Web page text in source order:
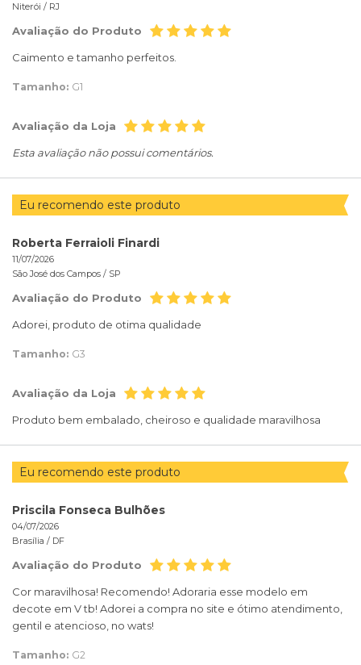
Niterói / RJ
Avaliação do Produto
Caimento e tamanho perfeitos.
Tamanho: G1
Avaliação da Loja
Esta avaliação não possui comentários.
Eu recomendo este produto
Roberta Ferraioli Finardi
11/07/2026
São José dos Campos / SP
Avaliação do Produto
Adorei, produto de otima qualidade
Tamanho: G3
Avaliação da Loja
Produto bem embalado, cheiroso e qualidade maravilhosa
Eu recomendo este produto
Priscila Fonseca Bulhões
04/07/2026
Brasília / DF
Avaliação do Produto
Cor maravilhosa! Recomendo! Adoraria esse modelo em
decote em V tb! Adorei a compra no site e ótimo atendimento,
gentil e atencioso, no wats!
Tamanho: G2